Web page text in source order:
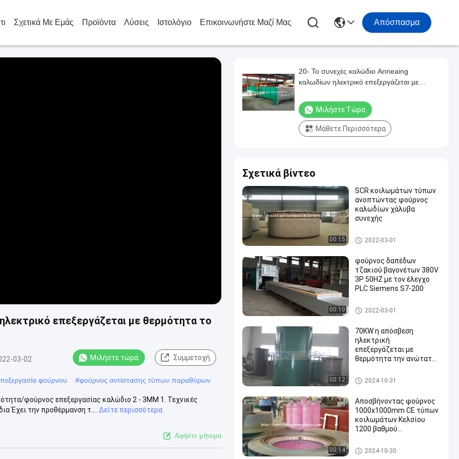
Σχετικά Με Εμάς Προϊόντα Λύσεις Ιστολόγιο Επικοινωνήστε Μαζί Μας Απόσπασμα
επεξεργάζεται με θερμότητα το
03-02 Μιλήστε τώρα. Συμμετοχή
φούρνου #φούρνος αντίστασης τύπων παραθύρων
φούρνος επεξεργασίας καλώδιο 2 - 3MM 1. Τεχνικές
Έχει την προθέρμανση τ....
Δείτε περισσότερα
Αφήστε μήνυμα
20- Το συνεχές καλώδιο Anneaing
καλωδίων ηλεκτρικό επεξεργάζεται με
3MM
Μιλήστε Τώρα.
Μάθετε Περισσότερα
Σχετικά βίντεο
00:15
SCR κοιλωμάτων τύπων
ανοπτώντας φούρνος
καλωδίων χάλυβα
συνεχής
Ηλεκτρικός επεξεργαστείτε
με θερμότητα το φούρνο
2022-03-01
00:10
φούρνος δαπέδων
τζακιού βαγονέτων 380V
3P 50HZ με τον έλεγχο
PLC Siemens S7-200
Φούρνος δαπέδων τζακιού β
αγονέτων
2022-03-01
00:12
70KW η απόσβεση
ηλεκτρική
επεξεργάζεται με
θερμότητα την ανώτατη
βαθμός Κέλσιος φούρνων
Ηλεκτρικός επεξεργαστείτε
με θερμότητα το φούρνο
2024-10-31
00:14
Αποσβήνοντας φούρνος
1000x1000mm CE τύπων
κοιλωμάτων Κελσίου
1200 βαθμού
Ηλεκτρικός επεξεργαστείτε
με θερμότητα το φούρνο
2024-10-30